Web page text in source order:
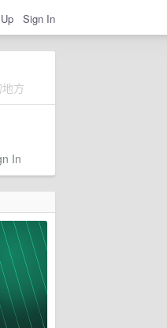
Sign In
方
In